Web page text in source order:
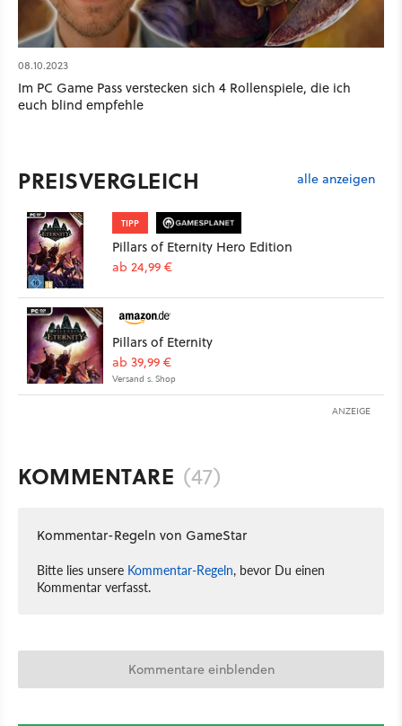
08.10.2023
Im PC Game Pass verstecken sich 4 Rollenspiele, die ich
euch blind empfehle
PREISVERGLEICH alle anzeigen
TIPP
Pillars of Eternity Hero Edition
ab 24,99 €
Pillars of Eternity
ab 39,99 €
Versand s. Shop
ANZEIGE
KOMMENTARE (47)
Kommentar-Regeln von GameStar
Bitte lies unsere Kommentar-Regeln, bevor Du einen
Kommentar verfasst.
Kommentare einblenden